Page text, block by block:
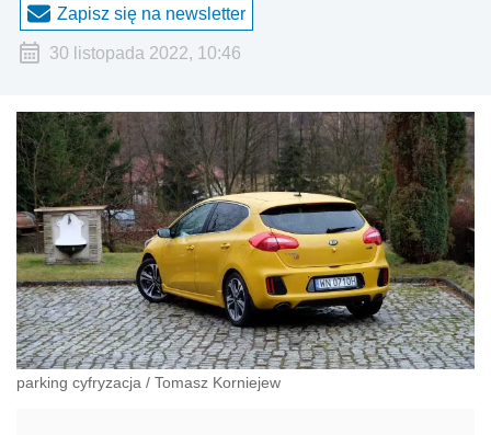
Zapisz się na newsletter
30 listopada 2022, 10:46
parking cyfryzacja / Tomasz Korniejew